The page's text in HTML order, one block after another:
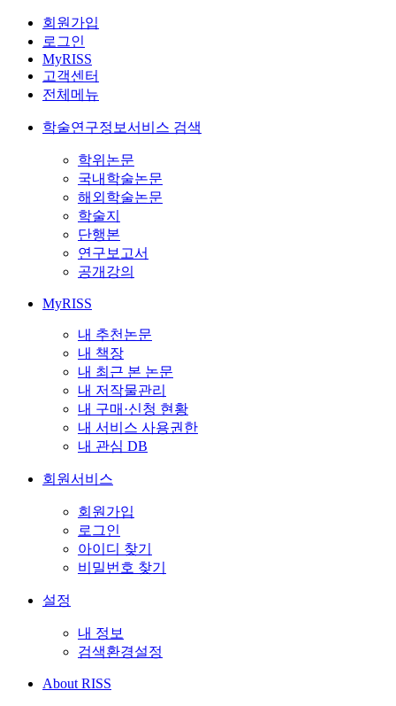
회원가입
로그인
MyRISS
고객센터
전체메뉴
학술연구정보서비스 검색
학위논문
국내학술논문
해외학술논문
학술지
단행본
연구보고서
공개강의
MyRISS
내 추천논문
내 책장
내 최근 본 논문
내 저작물관리
내 구매·신청 현황
내 서비스 사용권한
내 관심 DB
회원서비스
회원가입
로그인
아이디 찾기
비밀번호 찾기
설정
내 정보
검색환경설정
About RISS